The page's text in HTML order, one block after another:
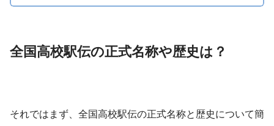
全国高校駅伝の正式名称や歴史は？
それではまず、全国高校駅伝の正式名称と歴史について簡